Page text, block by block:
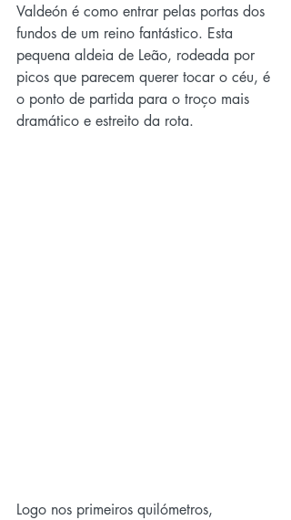
Valdeón é como entrar pelas portas dos
fundos de um reino fantástico. Esta
pequena aldeia de Leão, rodeada por
picos que parecem querer tocar o céu, é
o ponto de partida para o troço mais
dramático e estreito da rota.
Logo nos primeiros quilómetros,